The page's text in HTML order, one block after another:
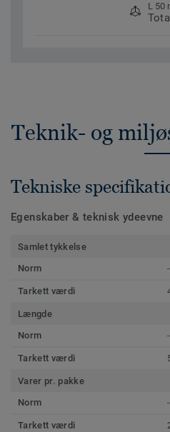
L 50
Teknik- og
Tekniske
Egenskaber & teknisk ydeevne
Samlet tykkelse
Norm
-
Tarkett værdi
Længde
Norm
-
Tarkett værdi
Varer pr. pakke
Norm
-
Tarkett værdi